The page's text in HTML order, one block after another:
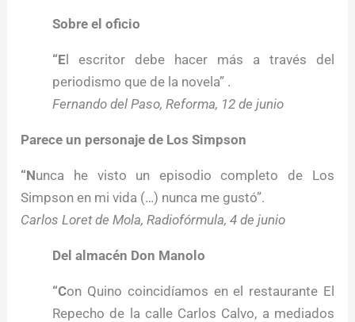
Sobre el oficio
“El escritor debe hacer más a través del
periodismo que de la novela” .
Fernando del Paso, Reforma, 12 de junio
Parece un personaje de Los Simpson
“Nunca he visto un episodio completo de Los
Simpson en mi vida (…) nunca me gustó”.
Carlos Loret de Mola, Radiofórmula, 4 de junio
Del almacén Don Manolo
“Con Quino coincidíamos en el restaurante El
Repecho de la calle Carlos Calvo, a mediados